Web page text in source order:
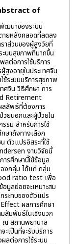
of
ฒนาของระบบ
ายหลังคลอดที่ลดลง
าส่วนของผู้สูงวัยที่
บบสุขภาพที่มากขึ้น
ลต่อการใช้บริการ
สูงอายุในประเทศจีน
ช้ระบบบริการสุขภาพ
ศจีน วิธีศึกษา การ
Retirement
ลลัพธ์ที่ต้องการ
ยนอกและผู้ป่วยใน
รม สำหรับการใช้
ษาถึงทางเลือก
ตัวแปรอิสระที่ใช้
งานวิจัยนี้
รศึกษานี้ใช้ข้อมูล
งกลุ่ม ได้แก่ กลุ่ม
ratio test เพื่อ
มูลย่อยจะเหมาะสม
ระทบของตัวแปร
ผลการศึกษา
สัมพันธ์ในเชิงบวก
ณ สถานพยาบาล
เป็นที่จะรับบริการ
ลต่อการใช้ระบบ